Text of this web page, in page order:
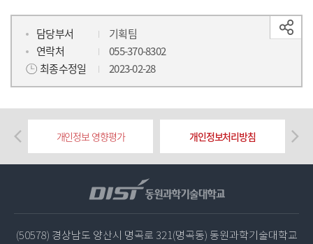
담당부서
기획팀
연락처
055-370-8302
최종수정일
2023-02-28
(50578) 경상남도 양산시 명곡로 321(명곡동) 동원과학기술대학교
개인정보 영향평가 개인정보처리방침